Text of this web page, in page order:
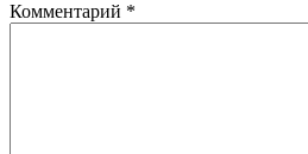
Комментарий *